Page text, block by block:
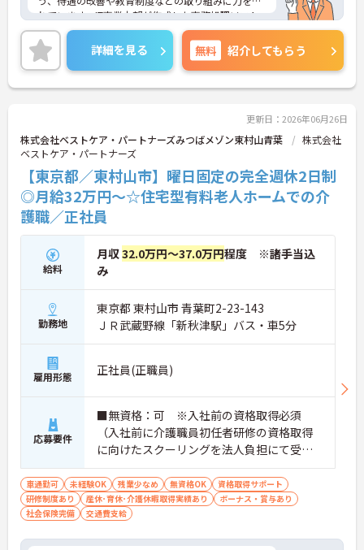
れています。IT事業本部が作成した事務処理ソフト
を導入しており、事務作業は少なく、その分ご利用
者様への対応を重視することもできます。入社後の
研修はもちろん、介護技術研修、PC研修、マナー研
修、資格取得のための勉強会等ステップに応じて用
意されており安心してご就業いただけます。
細などお話しいたしますのでお気軽にお問い合わせ
下さい。
詳細を見る 無料 紹介してもらう
更新日：2026年06月26日
株式会社ベストケア・パートナーズみつばメゾン東村山青葉
株式会社
ベストケア・パートナーズ
【東京都／東村山市】曜日固定の完全週休2日制
◎月給32万円～☆住宅型有料老人ホームでの介
護職／正社員
給料
月収32.0万円～37.0万円程度 ※諸手当込
み
勤務地
東京都 東村山市 青葉町2-23-143
ＪＲ武蔵野線「新秋津駅」バス・車5分
雇用形態 正社員(正職員)
応募要件
■無資格：可 ※入社前の資格取得必須
（入社前に介護職員初任者研修の資格取得
に向けたスクーリングを法人負担にて受講
していただきます。） ■実務経験：不問
車通勤可 未経験OK 残業少なめ 無資格OK
資格取得サポート
研修制度あり
産休･育休･介護休暇取得実績あり
ボーナス・賞与あり
社会保険完備
交通費支給